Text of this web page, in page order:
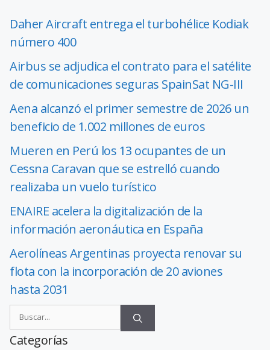
Daher Aircraft entrega el turbohélice Kodiak
número 400
Airbus se adjudica el contrato para el satélite
de comunicaciones seguras SpainSat NG-III
Aena alcanzó el primer semestre de 2026 un
beneficio de 1.002 millones de euros
Mueren en Perú los 13 ocupantes de un
Cessna Caravan que se estrelló cuando
realizaba un vuelo turístico
ENAIRE acelera la digitalización de la
información aeronáutica en España
Aerolíneas Argentinas proyecta renovar su
flota con la incorporación de 20 aviones
hasta 2031
Categorías